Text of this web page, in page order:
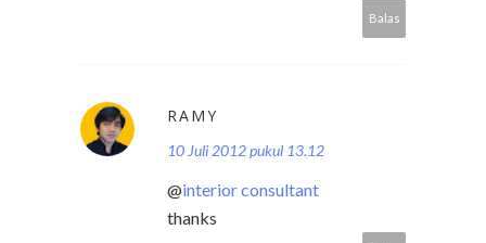
Balas
RAMY
10 Juli 2012 pukul 13.12
@interior consultant
thanks